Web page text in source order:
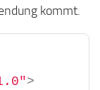
kommt.
>